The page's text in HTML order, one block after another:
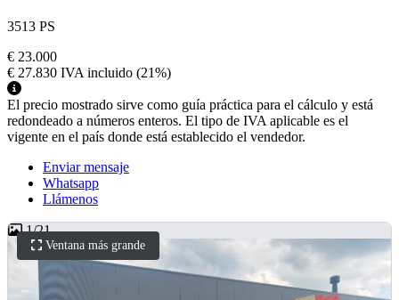
3513 PS
€ 23.000
€ 27.830 IVA incluido (21%)
El precio mostrado sirve como guía práctica para el cálculo y está
redondeado a números enteros. El tipo de IVA aplicable es el
vigente en el país donde está establecido el vendedor.
Enviar mensaje
Whatsapp
Llámenos
Ventana más grande
1/21